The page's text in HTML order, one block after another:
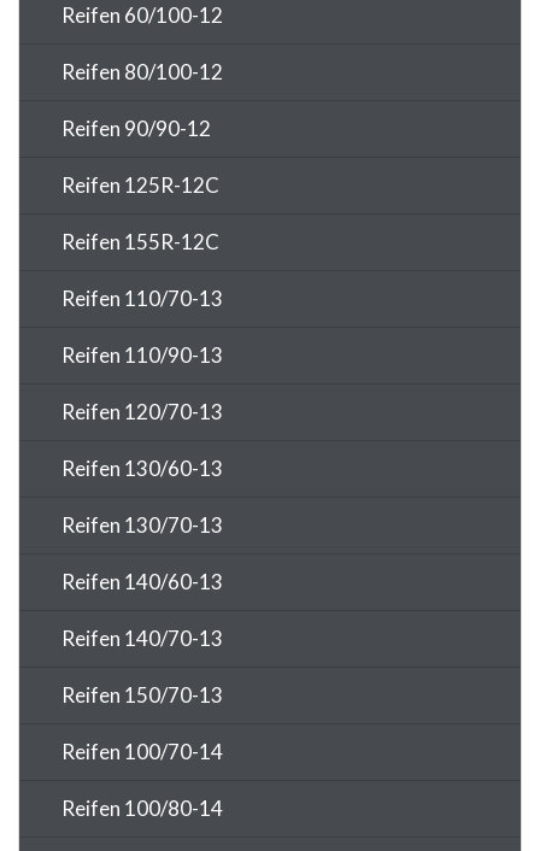
Reifen 60/100-12
Reifen 80/100-12
Reifen 90/90-12
Reifen 125R-12C
Reifen 155R-12C
Reifen 110/70-13
Reifen 110/90-13
Reifen 120/70-13
Reifen 130/60-13
Reifen 130/70-13
Reifen 140/60-13
Reifen 140/70-13
Reifen 150/70-13
Reifen 100/70-14
Reifen 100/80-14